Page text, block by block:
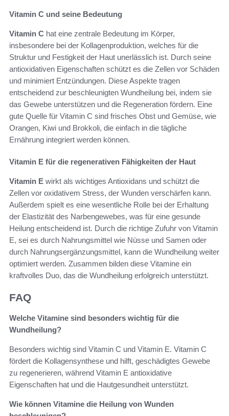
Vitamin C und seine Bedeutung
Vitamin C hat eine zentrale Bedeutung im Körper,
insbesondere bei der Kollagenproduktion, welches für die
Struktur und Festigkeit der Haut unerlässlich ist. Durch seine
antioxidativen Eigenschaften schützt es die Zellen vor Schäden
und minimiert Entzündungen. Diese Aspekte tragen
entscheidend zur beschleunigten Wundheilung bei, indem sie
das Gewebe unterstützen und die Regeneration fördern. Eine
gute Quelle für Vitamin C sind frisches Obst und Gemüse, wie
Orangen, Kiwi und Brokkoli, die einfach in die tägliche
Ernährung integriert werden können.
Vitamin E für die regenerativen Fähigkeiten der Haut
Vitamin E wirkt als wichtiges Antioxidans und schützt die
Zellen vor oxidativem Stress, der Wunden verschärfen kann.
Außerdem spielt es eine wesentliche Rolle bei der Erhaltung
der Elastizität des Narbengewebes, was für eine gesunde
Heilung entscheidend ist. Durch die richtige Zufuhr von Vitamin
E, sei es durch Nahrungsmittel wie Nüsse und Samen oder
durch Nahrungsergänzungsmittel, kann die Wundheilung weiter
optimiert werden. Zusammen bilden diese Vitamine ein
kraftvolles Duo, das die Wundheilung erfolgreich unterstützt.
FAQ
Welche Vitamine sind besonders wichtig für die
Wundheilung?
Besonders wichtig sind Vitamin C und Vitamin E. Vitamin C
fördert die Kollagensynthese und hilft, geschädigtes Gewebe
zu regenerieren, während Vitamin E antioxidative
Eigenschaften hat und die Hautgesundheit unterstützt.
Wie können Vitamine die Heilung von Wunden